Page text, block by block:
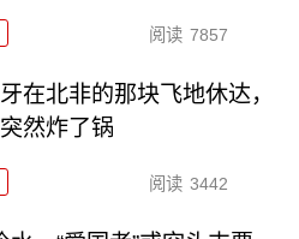
阅读 7857
在北非的那块飞地休达，
然炸了锅
阅读 3442